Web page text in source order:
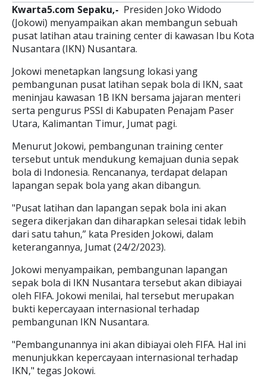
Kwarta5.com Sepaku,- Presiden Joko Widodo
(Jokowi) menyampaikan akan membangun sebuah
pusat latihan atau training center di kawasan Ibu Kota
Nusantara (IKN) Nusantara.
Jokowi menetapkan langsung lokasi yang
pembangunan pusat latihan sepak bola di IKN, saat
meninjau kawasan 1B IKN bersama jajaran menteri
serta pengurus PSSI di Kabupaten Penajam Paser
Utara, Kalimantan Timur, Jumat pagi.
Menurut Jokowi, pembangunan training center
tersebut untuk mendukung kemajuan dunia sepak
bola di Indonesia. Rencananya, terdapat delapan
lapangan sepak bola yang akan dibangun.
"Pusat latihan dan lapangan sepak bola ini akan
segera dikerjakan dan diharapkan selesai tidak lebih
dari satu tahun,” kata Presiden Jokowi, dalam
keterangannya, Jumat (24/2/2023).
Jokowi menyampaikan, pembangunan lapangan
sepak bola di IKN Nusantara tersebut akan dibiayai
oleh FIFA. Jokowi menilai, hal tersebut merupakan
bukti kepercayaan internasional terhadap
pembangunan IKN Nusantara.
"Pembangunannya ini akan dibiayai oleh FIFA. Hal ini
menunjukkan kepercayaan internasional terhadap
IKN," tegas Jokowi.